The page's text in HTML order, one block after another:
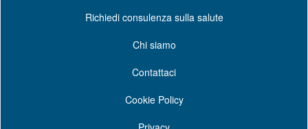
Richiedi consulenza sulla salute
Chi siamo
Contattaci
Cookie Policy